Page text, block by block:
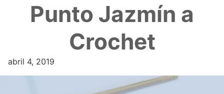
Punto Jazmín a
Crochet
abril 4, 2019